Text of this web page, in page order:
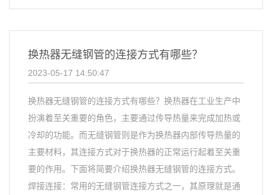
换热器无缝钢管的连接方式有哪些？
2023-05-17 14:50:47
换热器无缝钢管的连接方式有哪些？换热器在工业生产中
扮演着至关重要的角色，主要通过传导热量来完成加热或
冷却的功能。而无缝钢管则是作为换热器内部传导热量的
主要材料，其连接方式对于换热器的正常运行起着至关重
要的作用。下面将简要介绍换热器无缝钢管的连接方式。
焊接连接：常用的无缝钢管连接方式之一，其原理就是通